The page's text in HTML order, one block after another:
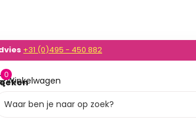
- 450 882
+31 (0)495 - 450 882
Winkelwagen
0
0,00